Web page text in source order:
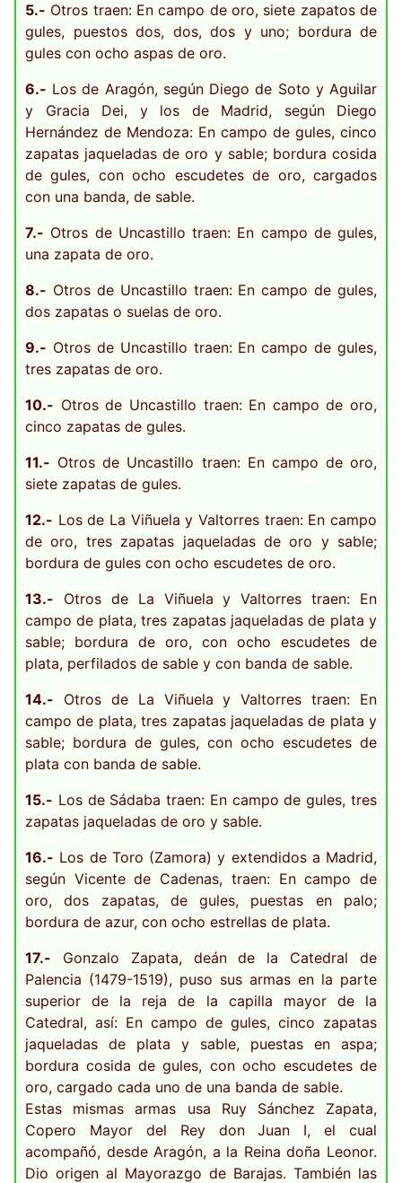
5.- Otros traen: En campo de oro, siete zapatos de
gules, puestos dos, dos, dos y uno; bordura de
gules con ocho aspas de oro.
6.- Los de Aragón, según Diego de Soto y Aguilar
y Gracia Dei, y los de Madrid, según Diego
Hernández de Mendoza: En campo de gules, cinco
zapatas jaqueladas de oro y sable; bordura cosida
de gules, con ocho escudetes de oro, cargados
con una banda, de sable.
7.- Otros de Uncastillo traen: En campo de gules,
una zapata de oro.
8.- Otros de Uncastillo traen: En campo de gules,
dos zapatas o suelas de oro.
9.- Otros de Uncastillo traen: En campo de gules,
tres zapatas de oro.
10.- Otros de Uncastillo traen: En campo de oro,
cinco zapatas de gules.
11.- Otros de Uncastillo traen: En campo de oro,
siete zapatas de gules.
12.- Los de La Viñuela y Valtorres traen: En campo
de oro, tres zapatas jaqueladas de oro y sable;
bordura de gules con ocho escudetes de oro.
13.- Otros de La Viñuela y Valtorres traen: En
campo de plata, tres zapatas jaqueladas de plata y
sable; bordura de oro, con ocho escudetes de
plata, perfilados de sable y con banda de sable.
14.- Otros de La Viñuela y Valtorres traen: En
campo de plata, tres zapatas jaqueladas de plata y
sable; bordura de gules, con ocho escudetes de
plata con banda de sable.
15.- Los de Sádaba traen: En campo de gules, tres
zapatas jaqueladas de oro y sable.
16.- Los de Toro (Zamora) y extendidos a Madrid,
según Vicente de Cadenas, traen: En campo de
oro, dos zapatas, de gules, puestas en palo;
bordura de azur, con ocho estrellas de plata.
17.- Gonzalo Zapata, deán de la Catedral de
Palencia (1479-1519), puso sus armas en la parte
superior de la reja de la capilla mayor de la
Catedral, así: En campo de gules, cinco zapatas
jaqueladas de plata y sable, puestas en aspa;
bordura cosida de gules, con ocho escudetes de
oro, cargado cada uno de una banda de sable.
Estas mismas armas usa Ruy Sánchez Zapata,
Copero Mayor del Rey don Juan I, el cual
acompañó, desde Aragón, a la Reina doña Leonor.
Dio origen al Mayorazgo de Barajas. También las